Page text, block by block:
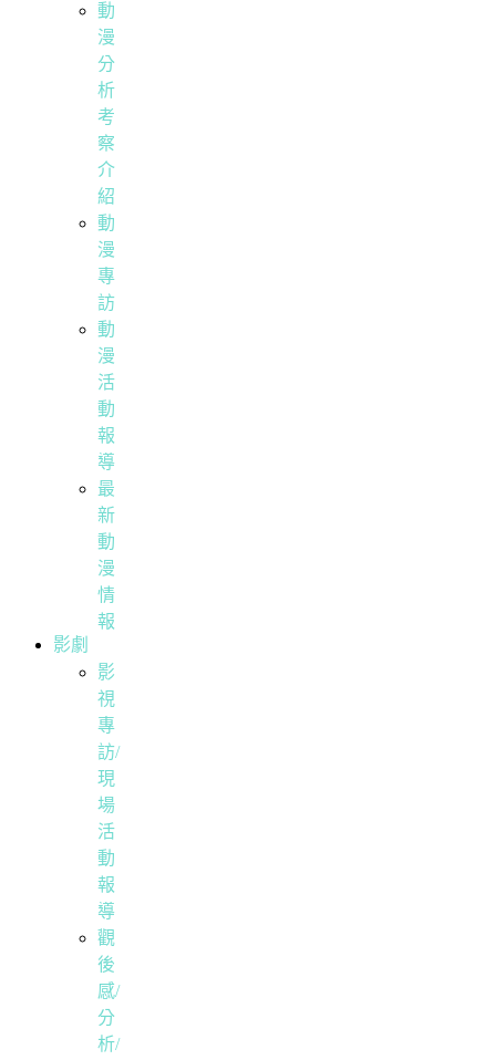
動
漫
分
析
考
察
介
紹
動
漫
專
訪
動
漫
活
動
報
導
最
新
動
漫
情
報
影劇
影
視
專
訪/
現
場
活
動
報
導
觀
後
感/
分
析/